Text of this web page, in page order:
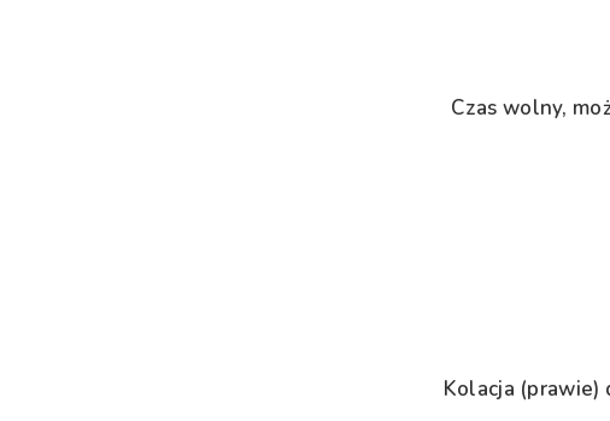
Czas wolny,
Kolacja (prawie)